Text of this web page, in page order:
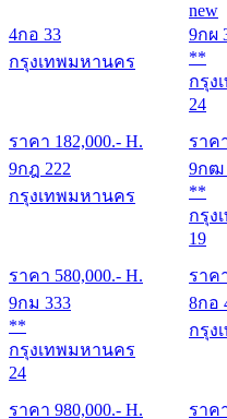
4กอ 33
กรุงเทพมหานคร
ราคา 182,000.- H.
new
9กผ
**
กรุง
24
ราค
9กฎ 222
กรุงเทพมหานคร
ราคา 580,000.- H.
9กฒ
**
กรุง
19
ราค
9กม 333
**
กรุงเทพมหานคร
24
ราคา 980,000.- H.
8กอ
กรุง
ราค